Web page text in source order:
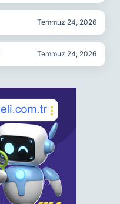
Temmuz 24, 2026
Temmuz 24, 2026